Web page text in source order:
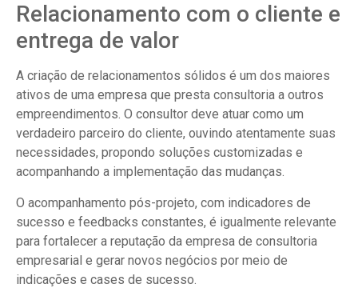
Relacionamento com o cliente e
entrega de valor
A criação de relacionamentos sólidos é um dos maiores
ativos de uma empresa que presta consultoria a outros
empreendimentos. O consultor deve atuar como um
verdadeiro parceiro do cliente, ouvindo atentamente suas
necessidades, propondo soluções customizadas e
acompanhando a implementação das mudanças.
O acompanhamento pós-projeto, com indicadores de
sucesso e feedbacks constantes, é igualmente relevante
para fortalecer a reputação da empresa de consultoria
empresarial e gerar novos negócios por meio de
indicações e cases de sucesso.